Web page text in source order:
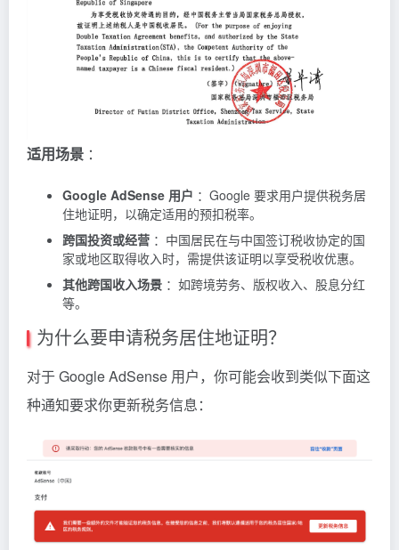
适用场景 ：
Google AdSense 用户 ：Google 要求用户提供税务居
住地证明，以确定适用的预扣税率。
跨国投资或经营 ：中国居民在与中国签订税收协定的国
家或地区取得收入时，需提供该证明以享受税收优惠。
其他跨国收入场景 ：如跨境劳务、版权收入、股息分红
等。
为什么要申请税务居住地证明？
对于 Google AdSense 用户，你可能会收到类似下面这
种通知要求你更新税务信息：